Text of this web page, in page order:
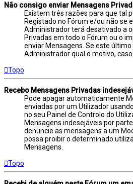
Não consigo enviar Mensagens
Existem três razões para que tal
Registado no Fórum e/ou não se
Administrador terá desativado a
Privadas em todo o Fórum ou o
enviar Mensagens. Se este
Administrador qual o motivo,
Topo
Recebo Mensagens Privadas
Pode apagar automaticamente
enviadas por um Utilizador
no seu Painel de Controlo do
Mensagens indesejáveis por
denuncie as mensagens a um
possa proibir o determinado
Mensagens.
Topo